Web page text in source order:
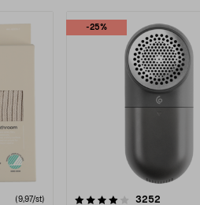
(9,97/st)
-25%
3252
4.5av 5 stjärnor